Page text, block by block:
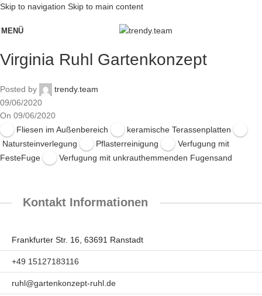
Skip to navigation Skip to main content
MENÜ
Virginia Ruhl Gartenkonzept
Posted by
trendy.team
09/06/2020
On 09/06/2020
Fliesen im Außenbereich
keramische Terassenplatten
Natursteinverlegung
Pflasterreinigung
Verfugung mit
FesteFuge
Verfugung mit unkrauthemmenden Fugensand
Kontakt Informationen
Frankfurter Str. 16, 63691 Ranstadt
+49 15127183116
ruhl@gartenkonzept-ruhl.de